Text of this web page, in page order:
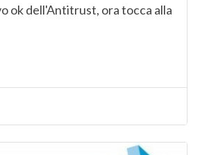
ok dell'Antitrust, ora tocca alla